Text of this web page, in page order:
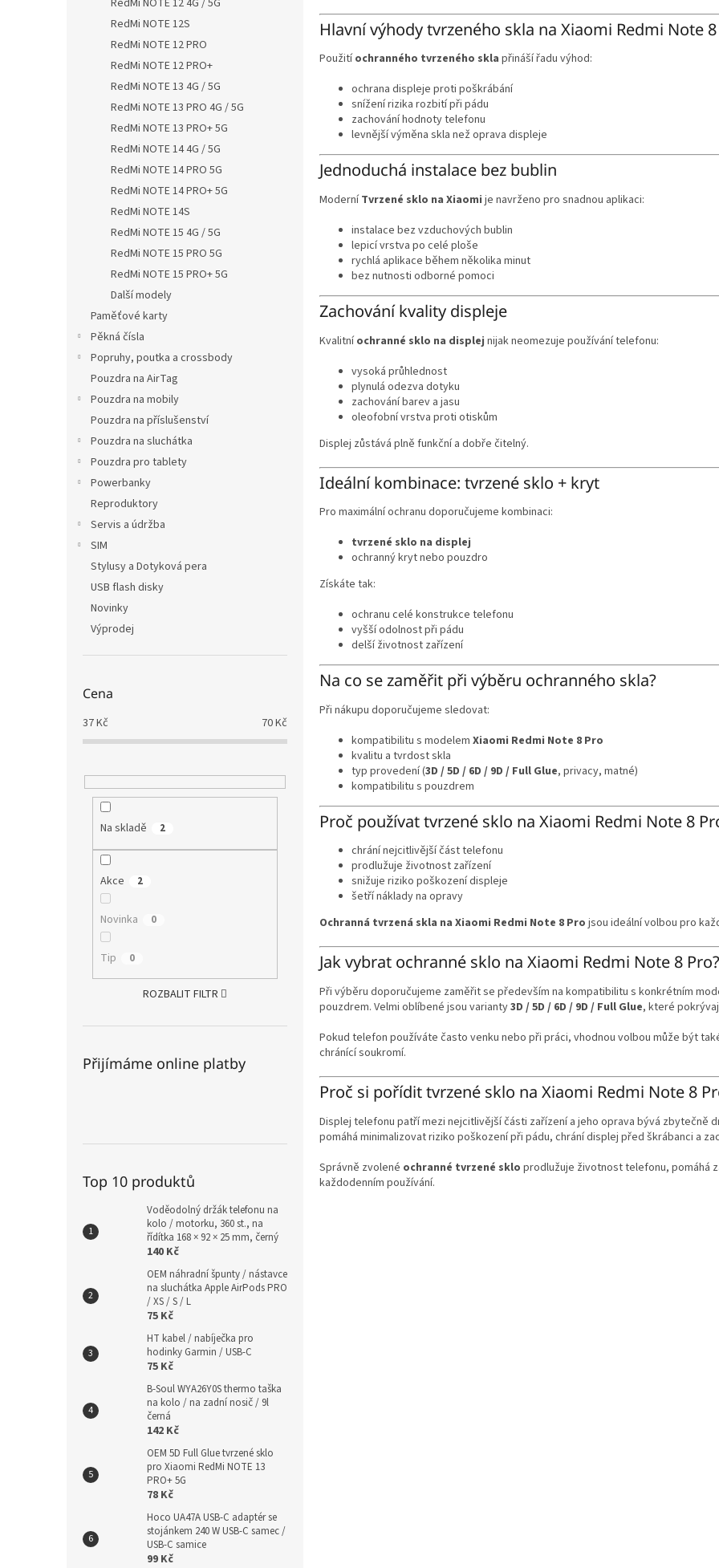
RedMi NOTE 12 4G / 5G
RedMi NOTE 12S
RedMi NOTE 12 PRO
RedMi NOTE 12 PRO+
RedMi NOTE 13 4G / 5G
RedMi NOTE 13 PRO 4G / 5G
RedMi NOTE 13 PRO+ 5G
RedMi NOTE 14 4G / 5G
RedMi NOTE 14 PRO 5G
RedMi NOTE 14 PRO+ 5G
RedMi NOTE 14S
RedMi NOTE 15 4G / 5G
RedMi NOTE 15 PRO 5G
RedMi NOTE 15 PRO+ 5G
Další modely
Paměťové karty
Pěkná čísla
Popruhy, poutka a crossbody
Pouzdra na AirTag
Pouzdra na mobily
Pouzdra na příslušenství
Pouzdra na sluchátka
Pouzdra pro tablety
Powerbanky
Reproduktory
Servis a údržba
SIM
Stylusy a Dotyková pera
USB flash disky
Novinky
Výprodej
Cena
37Kč 70Kč
Na skladě 2
Akce 2
Novinka 0
Tip 0
ROZBALIT FILTR
Přijímáme online platby
Top 10 produktů
Voděodolný držák telefonu na
kolo / motorku, 360 st., na
řídítka 168 × 92 × 25 mm, černý
140 Kč
OEM náhradní špunty / nástavce
na sluchátka Apple AirPods PRO
/ XS / S / L
75 Kč
HT kabel / nabíječka pro
hodinky Garmin / USB-C
75 Kč
B-Soul WYA26Y0S thermo taška
na kolo / na zadní nosič / 9l
černá
142 Kč
OEM 5D Full Glue tvrzené sklo
pro Xiaomi RedMi NOTE 13
PRO+ 5G
78 Kč
Hoco UA47A USB-C adaptér se
stojánkem 240 W USB-C samec /
USB-C samice
99 Kč
Hlavní výhody tvrzeného skla na Xiaomi Redmi Note
Použitíochranného tvrzeného skla přináší řadu výhod:
ochrana displeje proti poškrábání
snížení rizika rozbití při pádu
zachování hodnoty telefonu
levnější výměna skla než oprava displeje
Jednoduchá instalace bez bublin
ModerníTvrzené sklo na Xiaomi je navrženo pro snadnou aplikaci:
instalace bez vzduchových bublin
lepicí vrstva po celé ploše
rychlá aplikace během několika minut
bez nutnosti odborné pomoci
Zachování kvality displeje
Kvalitníochranné sklo na displej nijak neomezuje používání telefonu:
vysoká průhlednost
plynulá odezva dotyku
zachování barev a jasu
oleofobní vrstva proti otiskům
Displej zůstává plně funkční a dobře čitelný.
Ideální kombinace: tvrzené sklo + kryt
Pro maximální ochranu doporučujeme kombinaci:
tvrzené sklo na displej
ochranný kryt nebo pouzdro
Získáte tak:
ochranu celé konstrukce telefonu
vyšší odolnost při pádu
delší životnost zařízení
Na co se zaměřit při výběru ochranného skla?
Při nákupu doporučujeme sledovat:
kompatibilitu s modelem Xiaomi Redmi Note 8 Pro
kvalitu a tvrdost skla
typ provedení (3D / 5D / 6D / 9D / Full Glue, privacy, matné)
kompatibilitu s pouzdrem
Proč používat tvrzené sklo na Xiaomi Redmi Note 8
chrání nejcitlivější část telefonu
prodlužuje životnost zařízení
snižuje riziko poškození displeje
šetří náklady na opravy
Ochranná tvrzená skla na Xiaomi Redmi Note 8 Pro jsou ideální volbou pro
Jak vybrat ochranné sklo na Xiaomi Redmi Note 8 Pro?
Při výběru doporučujeme zaměřit se především na kompatibilitu s konkrétním
pouzdrem. Velmi oblíbené jsou varianty3D / 5D / 6D / 9D / Full Glue, které
Pokud telefon používáte často venku nebo při práci, vhodnou volbou může být
chránící soukromí.
Proč si pořídit tvrzené sklo na Xiaomi Redmi Note 8
Displej telefonu patří mezi nejcitlivější části zařízení a jeho oprava bývá zbytečně
pomáhá minimalizovat riziko poškození při pádu, chrání displej před škrábanci a
Správně zvolené ochranné tvrzené sklo prodlužuje životnost telefonu, pomáhá
každodenním používání.